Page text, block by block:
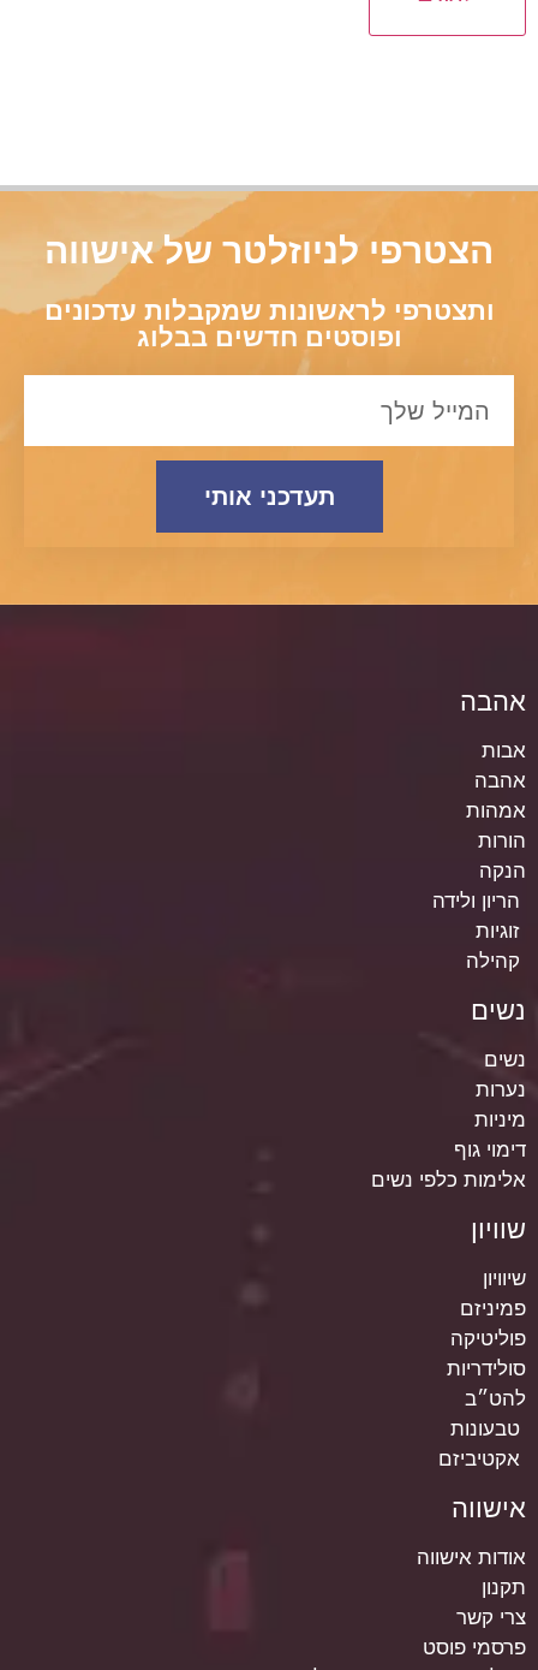
הצטרפי לניוזלטר של אישווה
ותצטרפי לראשונות שמקבלות עדכונים
ופוסטים חדשים בבלוג
תעדכני אותי
אהבה
אבות
אהבה
אמהות
הורות
הנקה
הריון ולידה
זוגיות
קהילה
נשים
נשים
נערות
מיניות
דימוי גוף
אלימות כלפי נשים
שוויון
שיוויון
פמיניזם
פוליטיקה
סולידריות
להט״ב
טבעונות
אקטיביזם
אישווה
אודות אישווה
תקנון
צרי קשר
פרסמי פוסט